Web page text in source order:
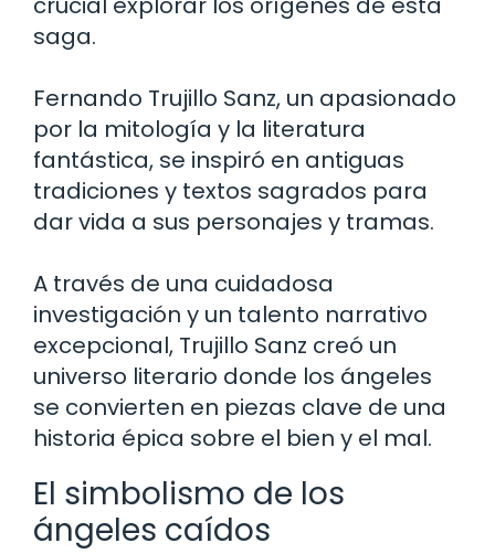
saga.
Fernando Trujillo Sanz, un apasionado
por la mitología y la literatura
fantástica, se inspiró en antiguas
tradiciones y textos sagrados para
dar vida a sus personajes y tramas.
A través de una cuidadosa
investigación y un talento narrativo
excepcional, Trujillo Sanz creó un
universo literario donde los ángeles
se convierten en piezas clave de una
historia épica sobre el bien y el mal.
El simbolismo de los
ángeles caídos